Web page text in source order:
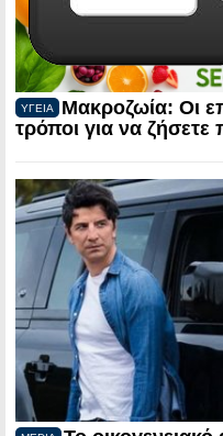
ΥΓΕΙΑ
Μακροζωία: Οι
τρόποι για να ζήσετε